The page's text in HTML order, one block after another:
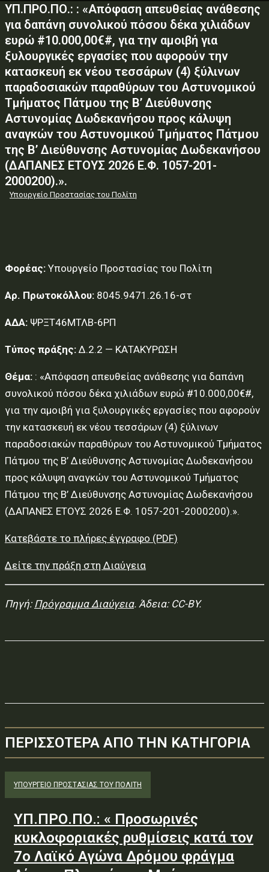
ΥΠ.ΠΡΟ.ΠΟ.: : «Απόφαση απευθείας ανάθεσης
για δαπάνη συνολικού πόσου δέκα χιλιάδων
ευρώ #10.000,00€#, για την αμοιβή για
ξυλουργικές εργασίες που αφορούν την
κατασκευή εκ νέου τεσσάρων (4) ξύλινων
παραδοσιακών παραθύρων του Αστυνομικού
Τμήματος Πάτμου της Β’ Διεύθυνσης
Αστυνομίας Δωδεκανήσου προς κάλυψη
αναγκών του Αστυνομικού Τμήματος Πάτμου
της Β’ Διεύθυνσης Αστυνομίας Δωδεκανήσου
(ΔΑΠΑΝΕΣ ΕΤΟΥΣ 2026 Ε.Φ. 1057-201-
2000200).».
Υπουργείο Προστασίας του Πολίτη
Φορέας: Υπουργείο Προστασίας του Πολίτη
Αρ. Πρωτοκόλλου: 8045.9471.26.16-στ
ΑΔΑ: ΨΡΞΤ46ΜΤΛΒ-6ΡΠ
Τύπος πράξης: Δ.2.2 — ΚΑΤΑΚΥΡΩΣΗ
Θέμα: : «Απόφαση απευθείας ανάθεσης για δαπάνη
συνολικού πόσου δέκα χιλιάδων ευρώ #10.000,00€#,
για την αμοιβή για ξυλουργικές εργασίες που αφορούν
την κατασκευή εκ νέου τεσσάρων (4) ξύλινων
παραδοσιακών παραθύρων του Αστυνομικού Τμήματος
Πάτμου της Β’ Διεύθυνσης Αστυνομίας Δωδεκανήσου
προς κάλυψη αναγκών του Αστυνομικού Τμήματος
Πάτμου της Β’ Διεύθυνσης Αστυνομίας Δωδεκανήσου
(ΔΑΠΑΝΕΣ ΕΤΟΥΣ 2026 Ε.Φ. 1057-201-2000200).».
Κατεβάστε το πλήρες έγγραφο (PDF)
Δείτε την πράξη στη Διαύγεια
Πηγή: Πρόγραμμα Διαύγεια. Άδεια: CC-BY.
ΠΕΡΙΣΣΟΤΕΡΑ ΑΠΟ ΤΗΝ ΚΑΤΗΓΟΡΙΑ
ΥΠΟΥΡΓΕΊΟ ΠΡΟΣΤΑΣΊΑΣ ΤΟΥ ΠΟΛΊΤΗ
ΥΠ.ΠΡΟ.ΠΟ.: « Προσωρινές
κυκλοφοριακές ρυθμίσεις κατά τον
7ο Λαϊκό Αγώνα Δρόμου φράγμα